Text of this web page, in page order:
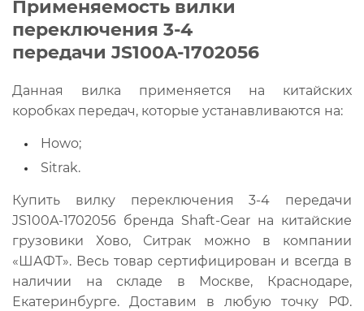
Применяемость вилки
переключения 3-4
передачи JS100A-1702056
Данная вилка применяется на китайских
коробках передач, которые устанавливаются на:
Howo;
Sitrak.
Купить вилку переключения 3-4 передачи
JS100A-1702056 бренда Shaft-Gear на китайские
грузовики Хово, Ситрак можно в компании
«ШАФТ». Весь товар сертифицирован и всегда в
наличии на складе в Москве, Краснодаре,
Екатеринбурге. Доставим в любую точку РФ.